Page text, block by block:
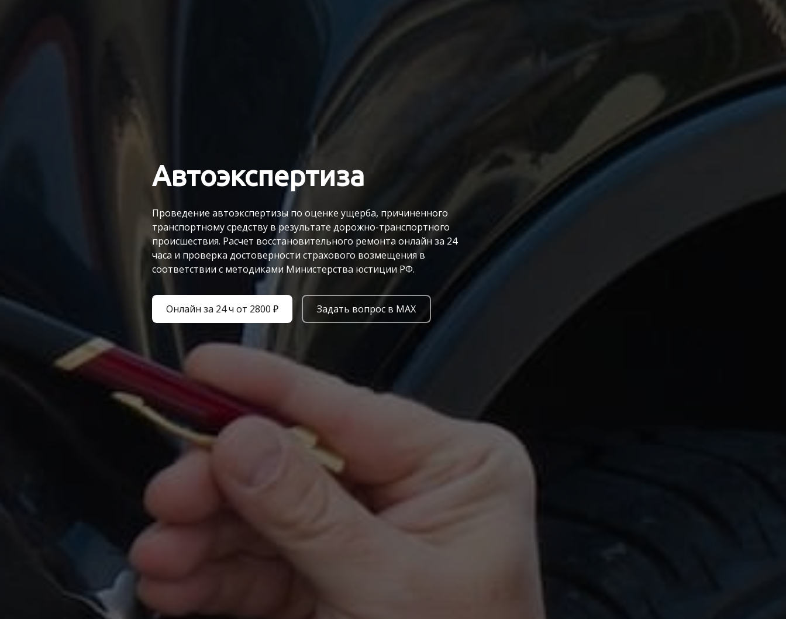
Автоэкспертиза
Проведение автоэкспертизы по оценке ущерба, причиненного
транспортному средству в результате дорожно-транспортного
происшествия. Расчет восстановительного ремонта онлайн за 24
часа и проверка достоверности страхового возмещения в
соответствии с методиками Министерства юстиции РФ.
Онлайн за 24 ч от 2800 ₽ Задать вопрос в MAX